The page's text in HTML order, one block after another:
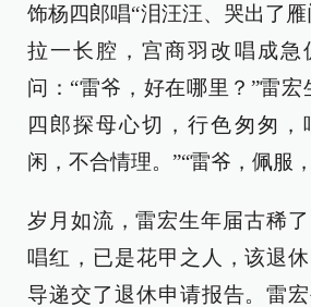
饰杨四郎唱“泪汪汪、哭出了
拉一长腔，宫商羽改唱成急
问：“雷爷，好在哪里？”雷宏
四郎探母心切，行色匆匆，
闲，不合情理。”“雷爷，佩服
岁月如流，雷宏生年届古稀
唱红，已是花甲之人，该退
导递交了退休申请报告。雷